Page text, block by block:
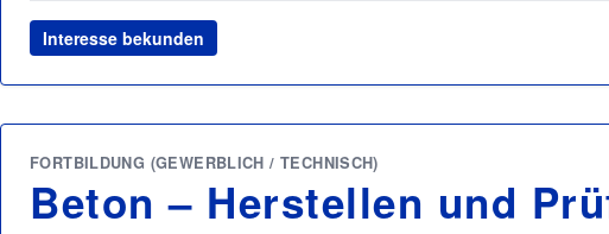
Interesse bekunden
FORTBILDUNG (GEWERBLICH / TECHNISCH)
Beton – Herstellen und